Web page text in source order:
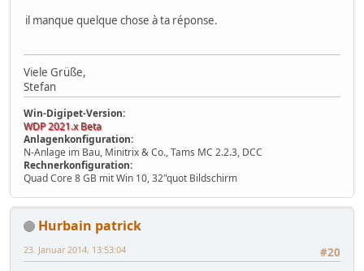
il manque quelque chose à ta réponse.
Viele Grüße,
Stefan
Win-Digipet-Version:
WDP 2021.x Beta
Anlagenkonfiguration:
N-Anlage im Bau, Minitrix & Co., Tams MC 2.2.3, DCC
Rechnerkonfiguration:
Quad Core 8 GB mit Win 10, 32"quot Bildschirm
Hurbain patrick
#20
23. Januar 2014, 13:53:04